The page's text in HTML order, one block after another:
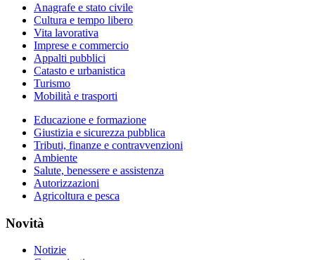
Anagrafe e stato civile
Cultura e tempo libero
Vita lavorativa
Imprese e commercio
Appalti pubblici
Catasto e urbanistica
Turismo
Mobilità e trasporti
Educazione e formazione
Giustizia e sicurezza pubblica
Tributi, finanze e contravvenzioni
Ambiente
Salute, benessere e assistenza
Autorizzazioni
Agricoltura e pesca
Novità
Notizie